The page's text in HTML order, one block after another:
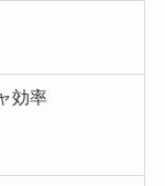
効率